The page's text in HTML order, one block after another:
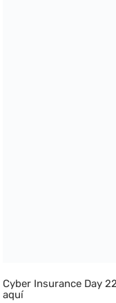
Cyber Insurance Day
aquí